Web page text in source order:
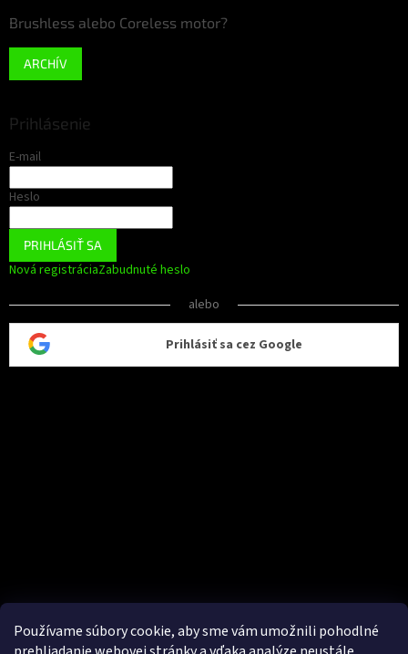
Používame súbory cookie, aby sme vám umožnili pohodlné
Brushless alebo Coreless motor?
ARCHÍV
Prihlásenie
E-mail
Heslo
PRIHLÁSIŤ SA
Nová registráciaZabudnuté heslo
alebo
Prihlásiť sa cez Google